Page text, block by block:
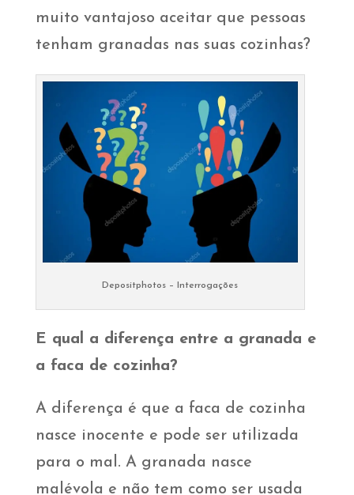
muito vantajoso aceitar que pessoas
tenham granadas nas suas cozinhas?
Depositphotos – Interrogações
E qual a diferença entre a granada e
a faca de cozinha?
A diferença é que a faca de cozinha
nasce inocente e pode ser utilizada
para o mal. A granada nasce
malévola e não tem como ser usada